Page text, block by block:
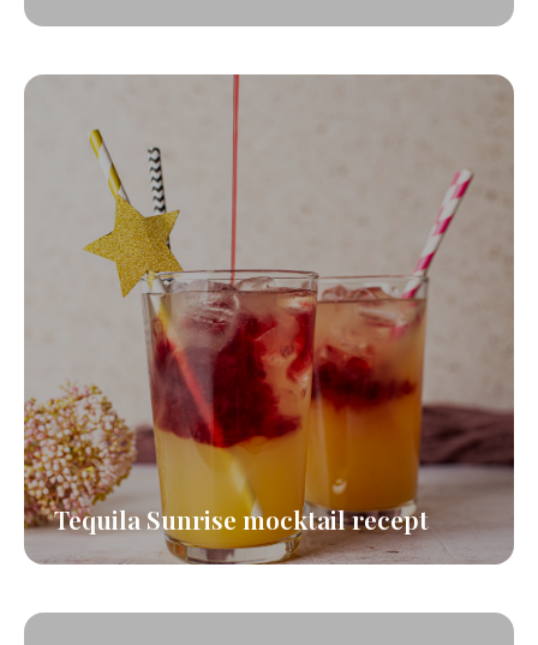
Tequila Sunrise mocktail recept